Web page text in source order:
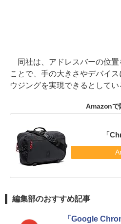
同社は、アドレスバーの位置
ことで、手の大きさやデバイ
ウジングを実現できるとしてい
Amazonで
「
編集部のおすすめ記事
「Google